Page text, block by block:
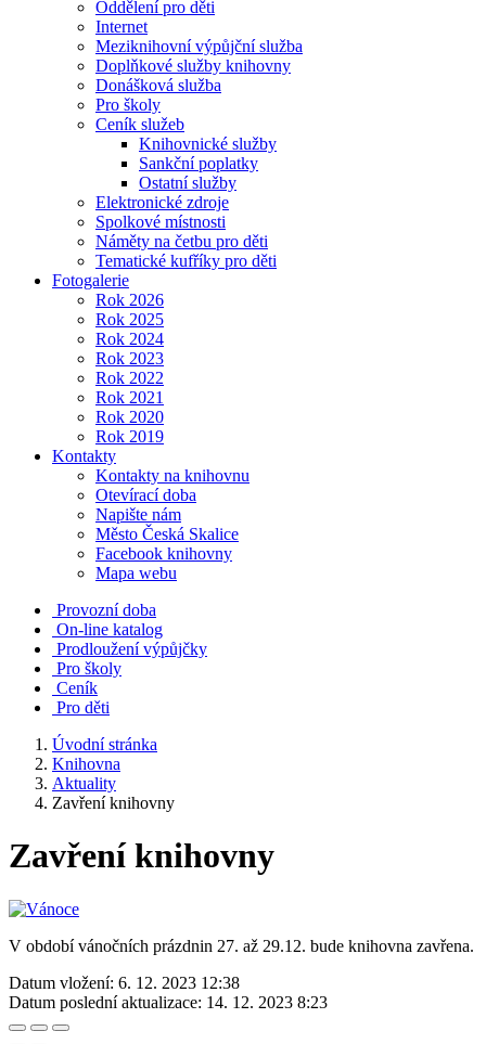
Oddělení pro děti
Internet
Meziknihovní výpůjční služba
Doplňkové služby knihovny
Donášková služba
Pro školy
Ceník služeb
Knihovnické služby
Sankční poplatky
Ostatní služby
Elektronické zdroje
Spolkové místnosti
Náměty na četbu pro děti
Tematické kufříky pro děti
Fotogalerie
Rok 2026
Rok 2025
Rok 2024
Rok 2023
Rok 2022
Rok 2021
Rok 2020
Rok 2019
Kontakty
Kontakty na knihovnu
Otevírací doba
Napište nám
Město Česká Skalice
Facebook knihovny
Mapa webu
Provozní doba
On-line katalog
Prodloužení výpůjčky
Pro školy
Ceník
Pro děti
Úvodní stránka
Knihovna
Aktuality
Zavření knihovny
Zavření knihovny
V období vánočních prázdnin 27. až 29.12. bude knihovna zavřena.
Datum vložení: 6. 12. 2023 12:38
Datum poslední aktualizace: 14. 12. 2023 8:23